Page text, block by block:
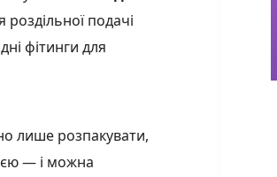
роздільної подачі
фітинги для
лише розпакувати,
— і можна